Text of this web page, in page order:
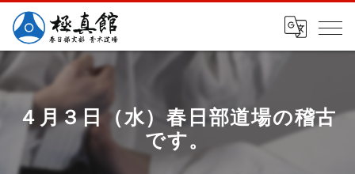
４月３日（水）春日部道場の稽古
です。